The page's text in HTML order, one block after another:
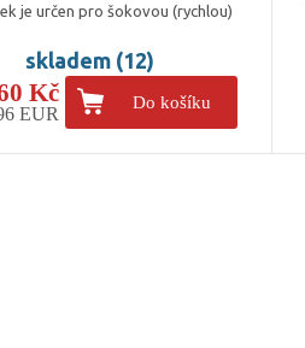
je určen pro šokovou (rychlou)
skladem (12)
Kč
EUR
Do košíku